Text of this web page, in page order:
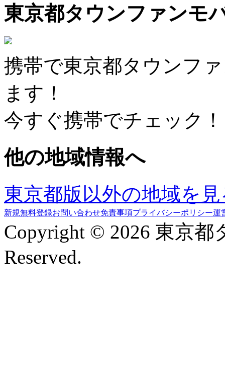
東京都タウンファンモ
携帯で東京都タウンフ
ます！
今すぐ携帯でチェック！
他の地域情報へ
東京都版以外の地域を
新規無料登録お問い合わせ免責事項プライバシーポリシー運
Copyright © 2026 東京
Reserved.